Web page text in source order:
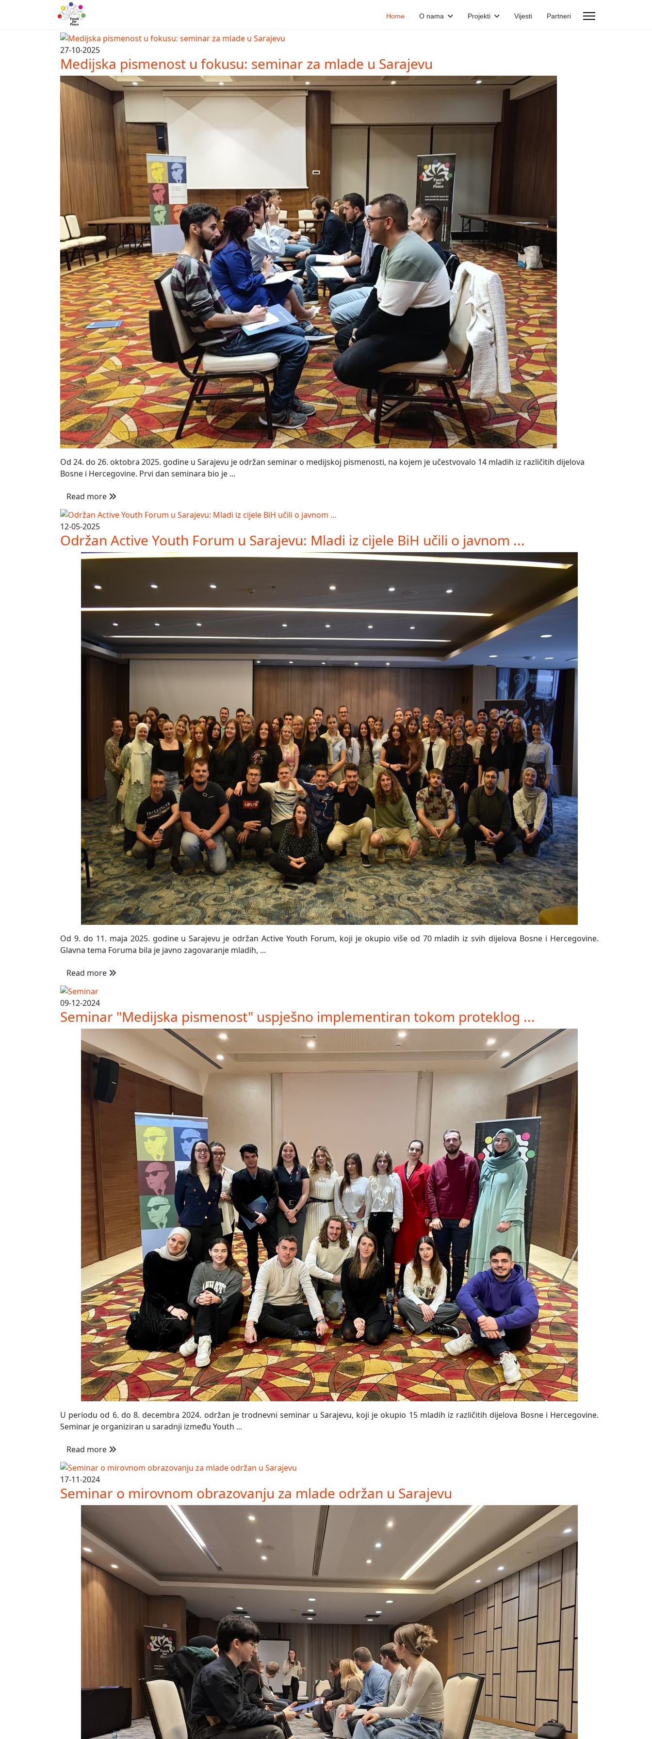
Home O nama Projekti Vijesti Partneri
27-10-2025
Medijska pismenost u fokusu: seminar za mlade u Sarajevu
Od 24. do 26. oktobra 2025. godine u Sarajevu je održan seminar o medijskoj pismenosti, na kojem je učestvovalo 14 mladih iz različitih dijelova
Bosne i Hercegovine. Prvi dan seminara bio je ...
Read more
12-05-2025
Održan Active Youth Forum u Sarajevu: Mladi iz cijele BiH učili o javnom ...
Od 9. do 11. maja 2025. godine u Sarajevu je održan Active Youth Forum, koji je okupio više od 70 mladih iz svih dijelova Bosne i Hercegovine.
Glavna tema Foruma bila je javno zagovaranje mladih, ...
Read more
09-12-2024
Seminar "Medijska pismenost" uspješno implementiran tokom proteklog ...
U periodu od 6. do 8. decembra 2024. održan je trodnevni seminar u Sarajevu, koji je okupio 15 mladih iz različitih dijelova Bosne i Hercegovine.
Seminar je organiziran u saradnji između Youth ...
Read more
17-11-2024
Seminar o mirovnom obrazovanju za mlade održan u Sarajevu